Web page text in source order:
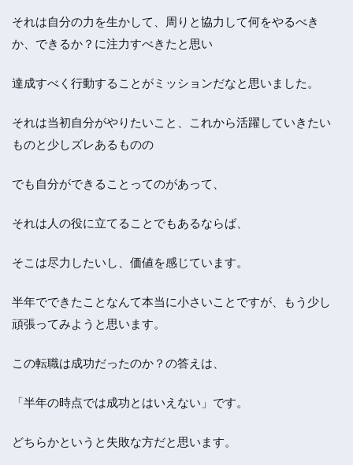
それは自分の力を生かして、周りと協力して何をやるべき
か、できるか？に注力すべきたと思い
達成すべく行動することがミッションだなと思いました。
それは当初自分がやりたいこと、これから活躍していきたい
ものと少しズレあるものの
でも自分ができることってのがあって、
それは人の役に立てることでもあるならば、
そこは尽力したいし、価値を感じています。
半年でできたことなんて本当に小さいことですが、もう少し
頑張ってみようと思います。
この転職は成功だったのか？の答えは、
「半年の時点では成功とはいえない」です。
どちらかというと失敗な方だと思います。